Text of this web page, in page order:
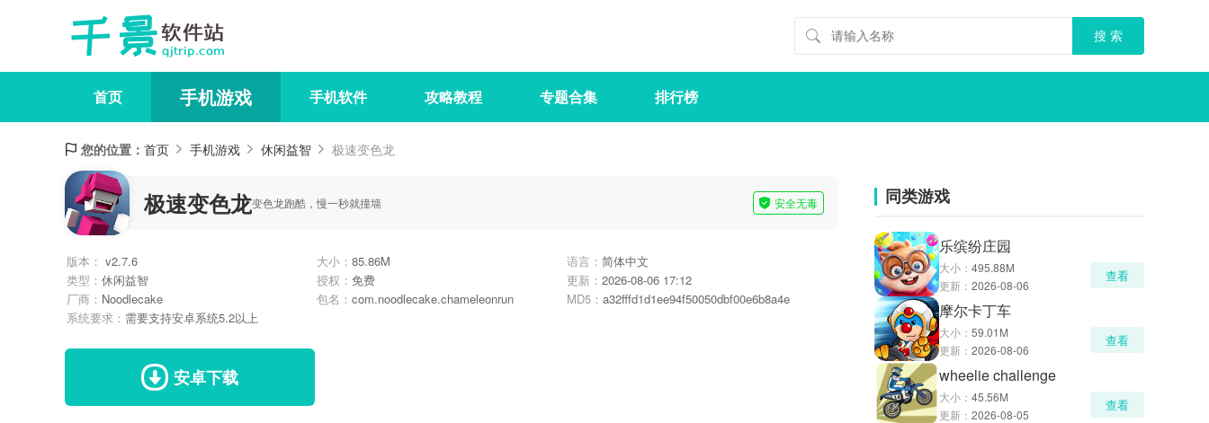
首页 手机游戏 手机软件 攻略教程 专题合集 排行榜
您的位置： 首页 手机游戏 休闲益智 极速变色龙
极速变色龙变色龙跑酷，慢一秒就撞墙 安全无毒
版本： v2.7.6 大小： 85.86M 语言： 简体中文
类型： 休闲益智 授权： 免费 更新： 2026-08-06 17:12
厂商： Noodlecake 包名： com.noodlecake.chameleonrun MD5： a32fffd1d1ee94f50050dbf00e6b8a4e
系统要求： 需要支持安卓系统5.2以上
安卓下载
同类游戏
乐缤纷庄园
大小： 495.88M
更新： 2026-08-06
查看
摩尔卡丁车
大小： 59.01M
更新： 2026-08-06
查看
wheelie challenge
大小： 45.56M
更新： 2026-08-05
查看